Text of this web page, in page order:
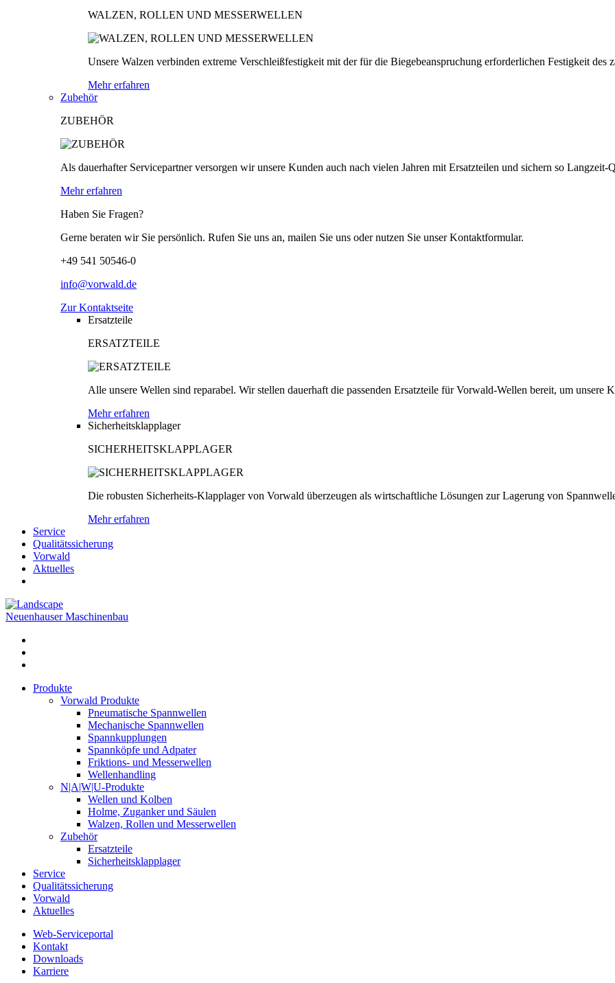
WALZEN, ROLLEN UND MESSERWELLEN
Unsere Walzen verbinden extreme Verschleißfestigkeit mit der für die Biegebeanspruchung erforderlichen Festigkeit des
Mehr erfahren
Zubehör
ZUBEHÖR
Als dauerhafter Servicepartner versorgen wir unsere Kunden auch nach vielen Jahren mit Ersatzteilen und sichern so Langzeit-
Mehr erfahren
Haben Sie Fragen?
Gerne beraten wir Sie persönlich. Rufen Sie uns an, mailen Sie uns oder nutzen Sie unser Kontaktformular.
+49 541 50546-0
info@vorwald.de
Zur Kontaktseite
Ersatzteile
ERSATZTEILE
Alle unsere Wellen sind reparabel. Wir stellen dauerhaft die passenden Ersatzteile für Vorwald-Wellen bereit, um unsere
Mehr erfahren
Sicherheitsklapplager
SICHERHEITSKLAPPLAGER
Die robusten Sicherheits-Klapplager von Vorwald überzeugen als wirtschaftliche Lösungen zur Lagerung von
Mehr erfahren
Service
Qualitätssicherung
Vorwald
Aktuelles
Neuenhauser Maschinenbau
Produkte
Vorwald Produkte
Pneumatische Spannwellen
Mechanische Spannwellen
Spannkupplungen
Spannköpfe und Adpater
Friktions- und Messerwellen
Wellenhandling
N|A|W|U-Produkte
Wellen und Kolben
Holme, Zuganker und Säulen
Walzen, Rollen und Messerwellen
Zubehör
Ersatzteile
Sicherheitsklapplager
Service
Qualitätssicherung
Vorwald
Aktuelles
Web-Serviceportal
Kontakt
Downloads
Karriere